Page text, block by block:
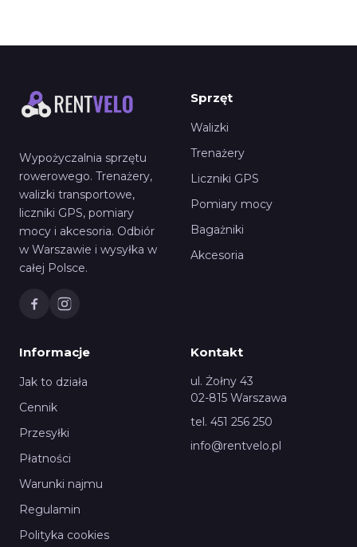
Wypożyczalnia sprzętu
rowerowego. Trenażery,
walizki transportowe,
liczniki GPS, pomiary
mocy i akcesoria. Odbiór
w Warszawie i wysyłka w
całej Polsce.
Sprzęt
Walizki
Trenażery
Liczniki GPS
Pomiary mocy
Bagażniki
Akcesoria
Informacje
Jak to działa
Cennik
Przesyłki
Płatności
Warunki najmu
Regulamin
Polityka cookies
Kontakt
ul. Żołny 43
02-815 Warszawa
tel. 451 256 250
info@rentvelo.pl